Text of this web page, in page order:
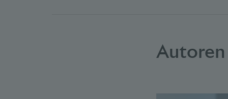
Autoren